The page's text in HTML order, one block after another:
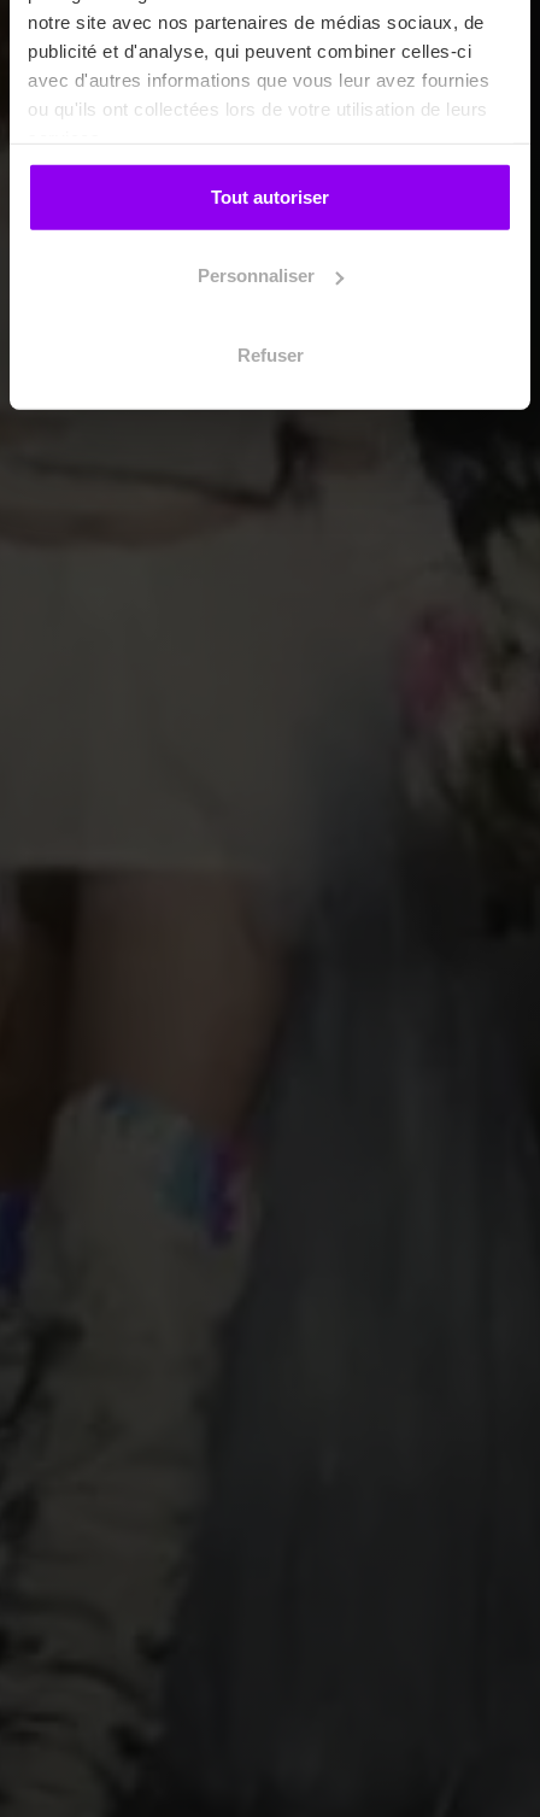
notre site avec nos partenaires de médias sociaux, de
publicité et d'analyse, qui peuvent combiner celles-ci
avec d'autres informations que vous leur avez fournies
ou qu'ils ont collectées lors de votre utilisation de leurs
Tout autoriser
Personnaliser
Refuser